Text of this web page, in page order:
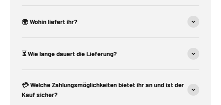
🌍 Wohin liefert ihr?
⏳ Wie lange dauert die Lieferung?
💳 Welche Zahlungsmöglichkeiten bietet ihr an und ist der
Kauf sicher?